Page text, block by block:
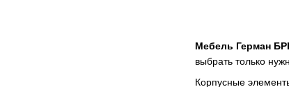
Мебель Герман
выбрать только
Корпусные